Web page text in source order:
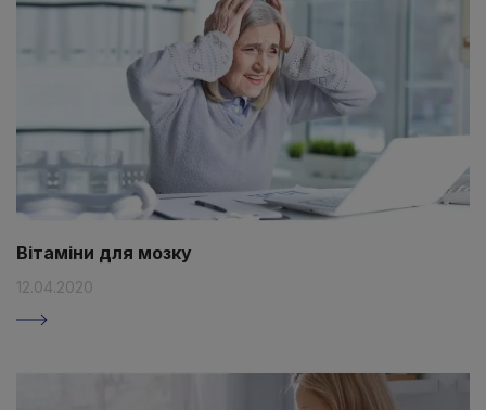
Вітаміни для мозку
12.04.2020